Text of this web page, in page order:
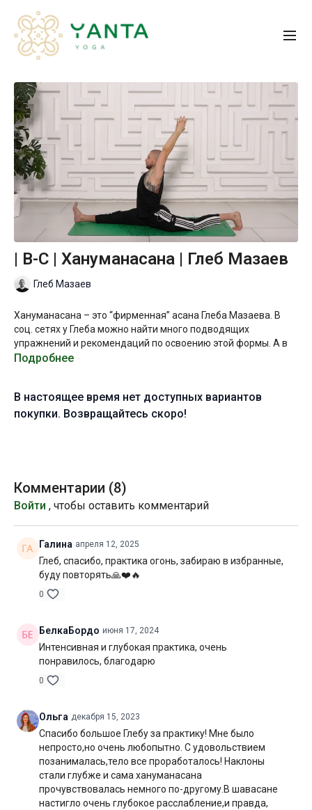
| B-С | Хануманасана | Глеб Мазаев
Глеб Мазаев
Хануманасана – это “фирменная” асана Глеба Мазаева. В
соц. сетях у Глеба можно найти много подводящих
упражнений и рекомендаций по освоению этой формы. А в
этом видеоуроке они не просто собраны в одном месте, но и
Надеюсь, что вы получите удовольствие от практики и
найдете для себя новые ключи для работы в продольном
Сайт Глеба >>
Телеграм Глеба >>
Желаю вам продуктивной практики!
Уровень подготовки:средний, выше среднего (B)
Цель:освоение и углубление продольного шпагата
увеличение подвижности тазобедренных суставов
Нагрузка:средняя
Продолжительность: 66 мин. (без шавасаны)
Подробнее
В настоящее время нет доступных вариантов
покупки. Возвращайтесь скоро!
Комментарии (8)
Войти , чтобы оставить комментарий
Галина апреля 12, 2025
Глеб, спасибо, практика огонь, забираю в избранные,
буду повторять🙏❤️🔥
0
БелкаБордо июня 17, 2024
Интенсивная и глубокая практика, очень
понравилось, благодарю
0
Ольга декабря 15, 2023
Спасибо большое Глебу за практику! Мне было
непросто,но очень любопытно. С удовольствием
позанималась,тело все проработалось! Наклоны
стали глубже и сама хануманасана
прочувствовалась немного по-другому.В шавасане
настигло очень глубокое расслабление,и правда,